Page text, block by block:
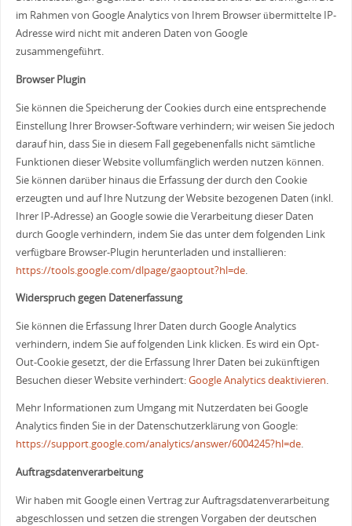
im Rahmen von Google Analytics von Ihrem Browser übermittelte IP-
Adresse wird nicht mit anderen Daten von Google
zusammengeführt.
Browser Plugin
Sie können die Speicherung der Cookies durch eine entsprechende
Einstellung Ihrer Browser-Software verhindern; wir weisen Sie jedoch
darauf hin, dass Sie in diesem Fall gegebenenfalls nicht sämtliche
Funktionen dieser Website vollumfänglich werden nutzen können.
Sie können darüber hinaus die Erfassung der durch den Cookie
erzeugten und auf Ihre Nutzung der Website bezogenen Daten (inkl.
Ihrer IP-Adresse) an Google sowie die Verarbeitung dieser Daten
durch Google verhindern, indem Sie das unter dem folgenden Link
verfügbare Browser-Plugin herunterladen und installieren:
https://tools.google.com/dlpage/gaoptout?hl=de.
Widerspruch gegen Datenerfassung
Sie können die Erfassung Ihrer Daten durch Google Analytics
verhindern, indem Sie auf folgenden Link klicken. Es wird ein Opt-
Out-Cookie gesetzt, der die Erfassung Ihrer Daten bei zukünftigen
Besuchen dieser Website verhindert:Google Analytics deaktivieren.
Mehr Informationen zum Umgang mit Nutzerdaten bei Google
Analytics finden Sie in der Datenschutzerklärung von Google:
https://support.google.com/analytics/answer/6004245?hl=de.
Auftragsdatenverarbeitung
Wir haben mit Google einen Vertrag zur Auftragsdatenverarbeitung
abgeschlossen und setzen die strengen Vorgaben der deutschen